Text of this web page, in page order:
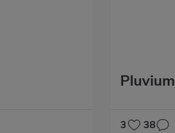
Pluvium
3 38